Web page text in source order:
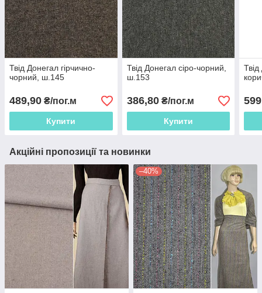
Твід Донегал гірчично-
чорний, ш.145
489,90 ₴/пог.м
Купити
Твід Донегал сіро-чорний,
ш.153
386,80₴/пог.м
Купити
Акційні пропозиції та новинки
–40%